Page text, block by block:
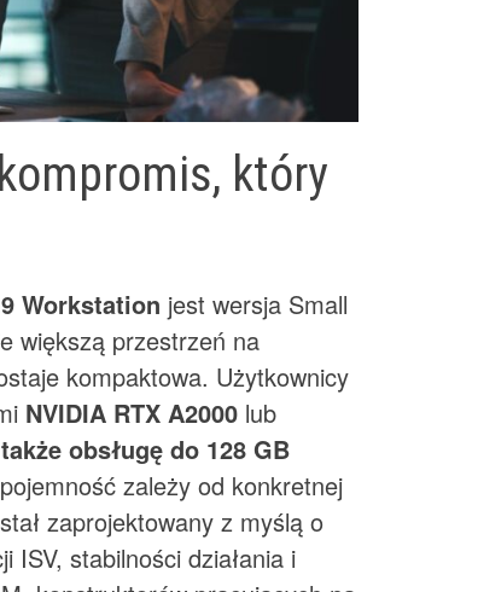
który
Workstation jest wersja Small
większą przestrzeń na
kompaktowa. Użytkownicy
NVIDIA RTX A2000 lub
obsługę do 128 GB
zależy od konkretnej
zaprojektowany z myślą o
stabilności działania i